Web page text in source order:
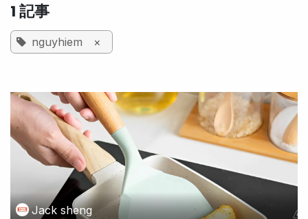
1 記事
nguyhiem ×
Jack sheng